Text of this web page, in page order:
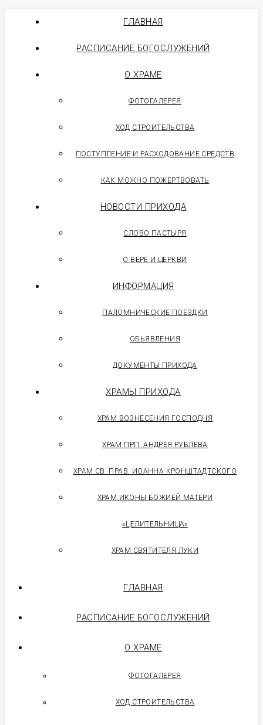
ГЛАВНАЯ
РАСПИСАНИЕ БОГОСЛУЖЕНИЙ
О ХРАМЕ
ФОТОГАЛЕРЕЯ
ХОД СТРОИТЕЛЬСТВА
ПОСТУПЛЕНИЕ И РАСХОДОВАНИЕ СРЕДСТВ
КАК МОЖНО ПОЖЕРТВОВАТЬ
НОВОСТИ ПРИХОДА
СЛОВО ПАСТЫРЯ
О ВЕРЕ И ЦЕРКВИ
ИНФОРМАЦИЯ
ПАЛОМНИЧЕСКИЕ ПОЕЗДКИ
ОБЬЯВЛЕНИЯ
ДОКУМЕНТЫ ПРИХОДА
ХРАМЫ ПРИХОДА
ХРАМ ВОЗНЕСЕНИЯ ГОСПОДНЯ
ХРАМ ПРП. АНДРЕЯ РУБЛЕВА
ХРАМ СВ. ПРАВ. ИОАННА КРОНШТАДТСКОГО
ХРАМ ИКОНЫ БОЖИЕЙ МАТЕРИ
«ЦЕЛИТЕЛЬНИЦА»
ХРАМ СВЯТИТЕЛЯ ЛУКИ
ГЛАВНАЯ
РАСПИСАНИЕ БОГОСЛУЖЕНИЙ
О ХРАМЕ
ФОТОГАЛЕРЕЯ
ХОД СТРОИТЕЛЬСТВА